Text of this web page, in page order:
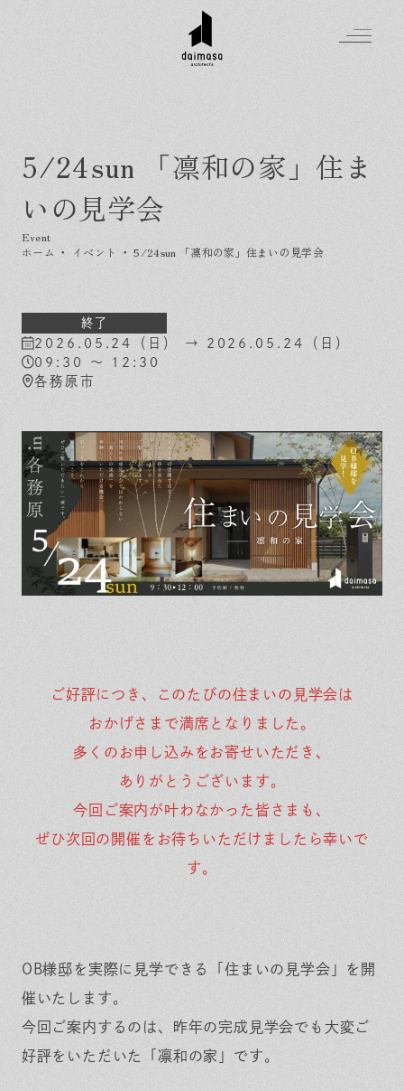
5/24sun 「凛和の家」住ま
いの見学会
ホーム ・ イベント ・5/24sun 「凛和の家」住まいの見学会
終了
2026.05.24（日） → 2026.05.24（日）
09:30 ～ 12:30
各務原市
ご好評につき、このたびの住まいの見学会は
おかげさまで満席となりました。
多くのお申し込みをお寄せいただき、
ありがとうございます。
今回ご案内が叶わなかった皆さまも、
ぜひ次回の開催をお待ちいただけましたら幸いで
す。
OB様邸を実際に見学できる「住まいの見学会」を開
催いたします。
今回ご案内するのは、昨年の完成見学会でも大変ご
好評をいただいた「凛和の家」です。
Greeting
はじめましての方へ
Made in DAIMASA
私たちの想い
素材のこだわり
住まいの特性
家づくりの流れ
ヒノキプロジェクト
For customer
スタイル集
イベントを探す
気軽に相談会
お客様の声
木材辞典
お知らせ
イベント
Company
スタッフ紹介
Contact
資料請求
In Fa
bo
LI
Event Contact